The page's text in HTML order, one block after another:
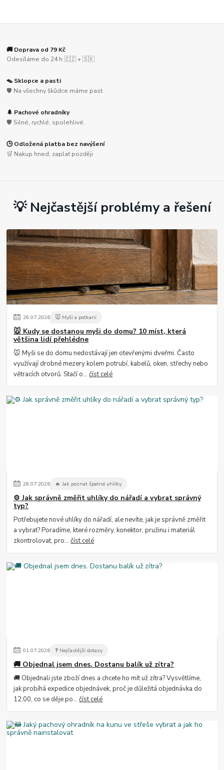
🚚 Doprava od 79 Kč
Odesíláme do 24 h 🇨🇿 + 🇸🇰
🪤 Sklopce a pasti
🛡️ Na všechny škůdce máme past
🌲 Pachové ohradníky
🛡️ Silné, rychlé, spolehlivé.
🕒 Odložená platba bez navýšení
🛒 Nakup hned, zaplať později
💡 Nejčastější problémy a řešení
28.07.2026 🐭 Myši a potkani
🐭 Kudy se dostanou myši do domu? 10 míst, která
většina lidí přehlédne
🐭 Myši se do domu nedostávají jen otevřenými dveřmi. Často
využívají drobné mezery kolem potrubí, kabelů, oken, střechy nebo
větracích otvorů. Stačí o...číst celé
28.07.2026 🔥 Jak poznat špatné uhlíky
⚙️ Jak správně změřit uhlíky do nářadí a vybrat správný
typ?
Potřebujete nové uhlíky do nářadí, ale nevíte, jak je správně změřit
a vybrat? Poradíme, které rozměry, konektor, pružinu i materiál
zkontrolovat, pro...číst celé
01.07.2026 ❓ Nejčastější dotazy
🚚 Objednal jsem dnes. Dostanu balík už zítra?
🚚 Objednali jste zboží dnes a chcete ho mít už zítra? Vysvětlíme,
jak probíhá expedice objednávek, proč je důležitá objednávka do
12:00, co se děje po...číst celé